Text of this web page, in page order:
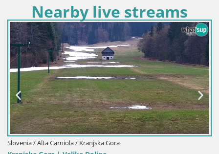
Nearby live streams
Slovenia / Alta Carniola / Kamnik
Velika Planina | Gradišče